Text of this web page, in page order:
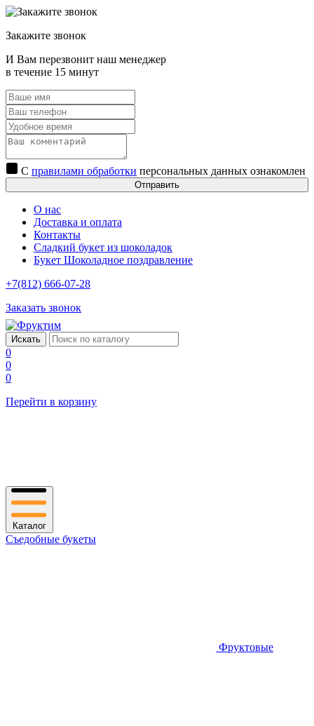
Закажите звонок
И Вам перезвонит наш менеджер
в течение 15 минут
С правилами обработки персональных данных ознакомлен
Отправить
О нас
Доставка и оплата
Контакты
Сладкий букет из шоколадок
Букет Шоколадное поздравление
+7(812) 666-07-28
Заказать звонок
0
0
0
Перейти в корзину
Каталог
Съедобные букеты
Фруктовые